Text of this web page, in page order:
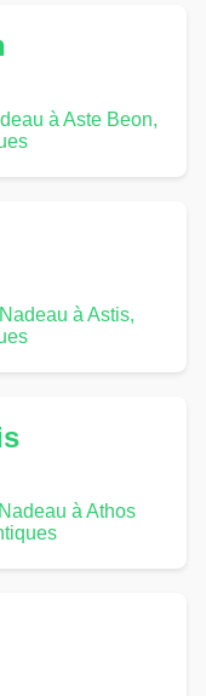
à Aste Beon,
à Astis,
à Athos